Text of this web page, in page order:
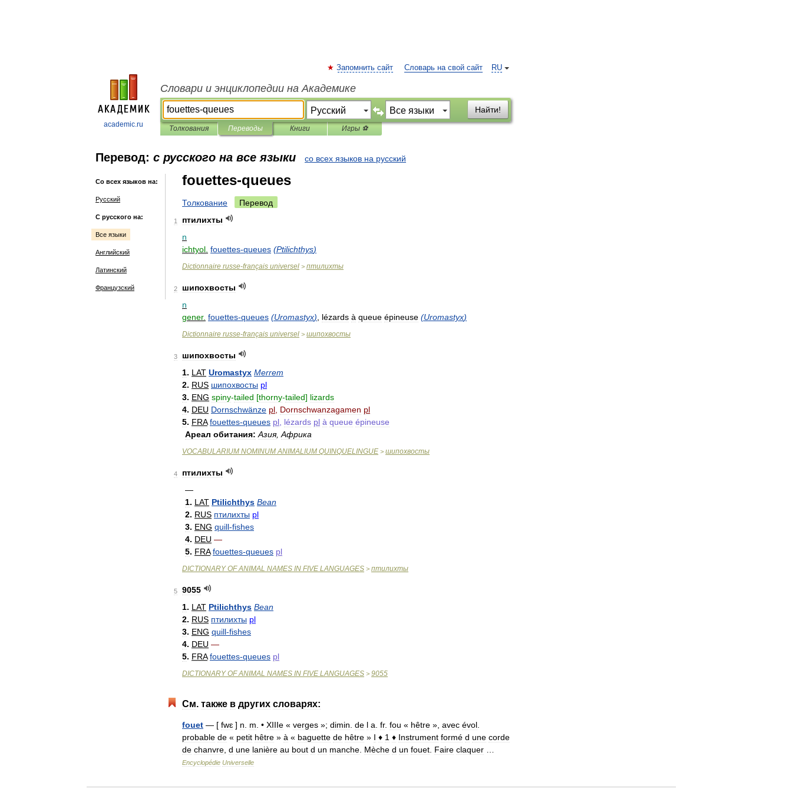
academic.ru
RU
Запомнить сайт Словарь на свой сайт
Словари и энциклопедии на Академике
Найти!
Толкования Переводы Книги Игры ⚽
Перевод: с русского на все языки со всех языков на русский
Со всех языков на:
Русский
С русского на:
Все языки
Английский
Латинский
Французский
fouettes-queues
Толкование Перевод
1
птилихты
n
ichtyol fouettes-queues (Ptilichthys)
Dictionnaire russe-français universel > птилихты
2
шипохвосты
n
gener. fouettes-queues (Uromastyx) lézards à queue épineuse (Uromastyx)
Dictionnaire russe-français universel > шипохвосты
3
шипохвосты
1. LAT Uromastyx Merrem
2. RUS шипохвосты pl
3. ENG spiny-tailed [thorny-tailed] lizards
4. DEU Dornschwänze pl Dornschwanzagamen pl
5. FRA fouettes-queues pl lézards pl à queue épineuse
Ареал обитания: Азия, Африка
VOCABULARIUM NOMINUM ANIMALIUM QUINQUELINGUE > шипохвосты
4
птилихты
—
1. LAT Ptilichthys Bean
2. RUS птилихты pl
3. ENG quill-fishes
4. DEU —
5. FRA fouettes-queues pl
DICTIONARY OF ANIMAL NAMES IN FIVE LANGUAGES > птилихты
5
9055
1. LAT Ptilichthys Bean
2. RUS птилихты pl
3. ENG quill-fishes
4. DEU —
5. FRA fouettes-queues pl
DICTIONARY OF ANIMAL NAMES IN FIVE LANGUAGES > 9055
См. также в других словарях:
fouet — [ fwɛ ] n m . • XIIIe « verges »; dimin de l a fr. fou « hêtre », avec évol
probable de « petit hêtre » à « baguette de hêtre » I ♦ 1 ♦ Instrument formé d une corde
de chanvre d une lanière au bout d un manche Mèche d un fouet Faire claquer
Encyclopédie Universelle